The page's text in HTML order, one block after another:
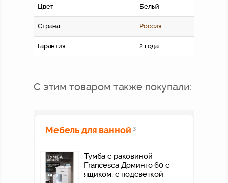
Цвет Белый
Страна Россия
Гарантия 2 года
С этим товаром также покупали:
Мебель для ванной 3
Тумба с раковиной
Francesca Доминго 60 с
ящиком, с подсветкой